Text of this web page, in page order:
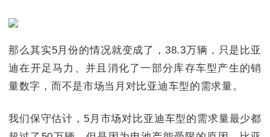
那么其实5月份的情况就变成了，38.3万辆，只是比亚
迪在开足马力、并且消化了一部分库存车型产生的销
量数字，而不是市场当月对比亚迪车型的需求量。
我们保守估计，5月市场对比亚迪车型的需求量最少都